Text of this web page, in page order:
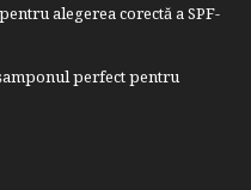
alegerea corectă a SPF-
perfect pentru